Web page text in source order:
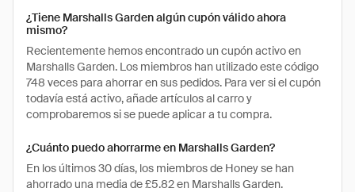
¿Tiene Marshalls Garden algún cupón válido ahora
mismo?
Recientemente hemos encontrado un cupón activo en
Marshalls Garden. Los miembros han utilizado este código
748 veces para ahorrar en sus pedidos. Para ver si el cupón
todavía está activo, añade artículos al carro y
comprobaremos si se puede aplicar a tu compra.
¿Cuánto puedo ahorrarme en Marshalls Garden?
En los últimos 30 días, los miembros de Honey se han
ahorrado una media de £5.82 en Marshalls Garden.